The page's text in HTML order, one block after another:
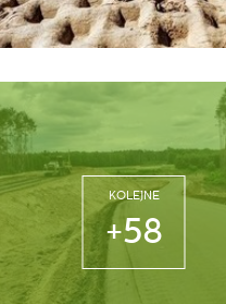
KOLEJNE
+58